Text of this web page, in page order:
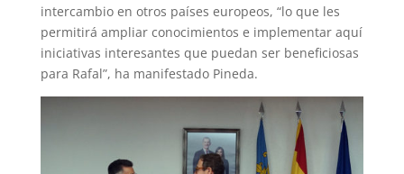
intercambio en otros países europeos, “lo que les
permitirá ampliar conocimientos e implementar aquí
iniciativas interesantes que puedan ser beneficiosas
para Rafal”, ha manifestado Pineda.